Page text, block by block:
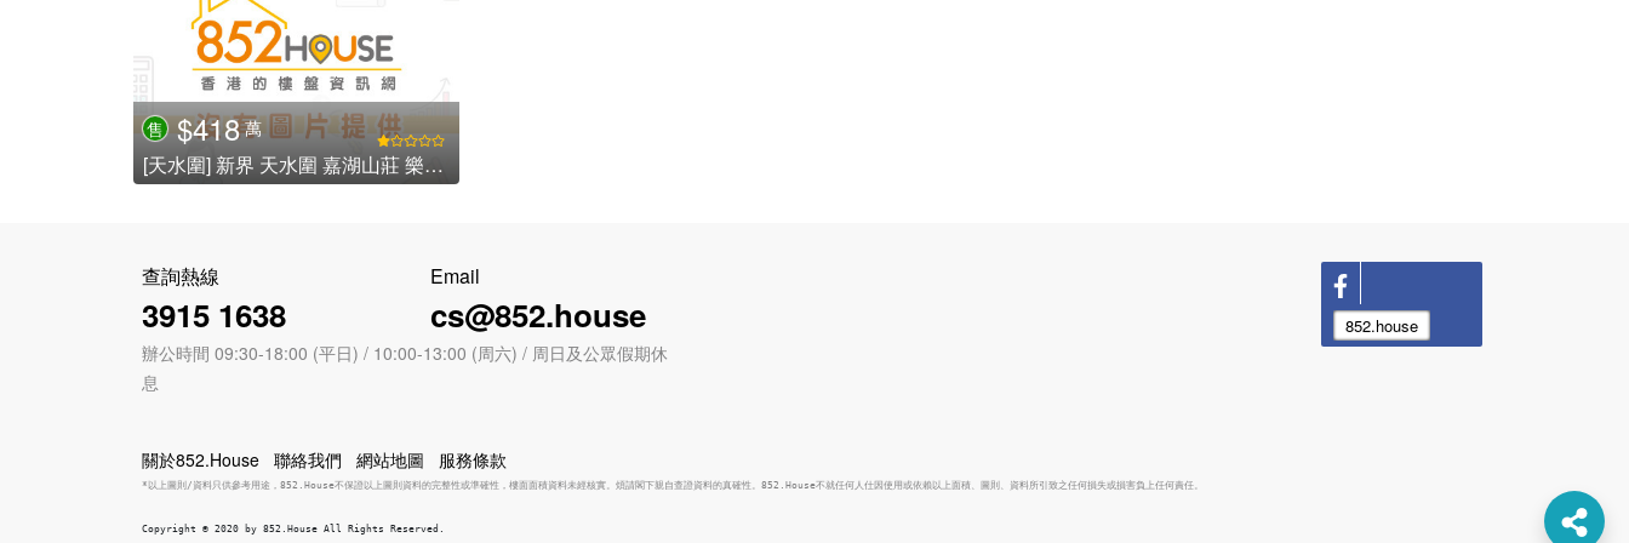
售 $418 萬
[天水圍] 新界 天水圍 嘉湖山莊 樂湖居 - 嘉湖新北江商場
查詢熱線
3915 1638
Email
cs@852.house
辦公時間 09:30-18:00 (平日) / 10:00-13:00 (周六) / 周日及公眾假期休
息
關於852.House 聯絡我們 網站地圖 服務條款
852.house
*以上圖則/資料只供參考用途，852.House不保證以上圖則資料的完整性或準確性，樓面面積資料未經核實。煩請閣下親自查證資料的真確性。852.House不就任何人仕因使用或依賴以上面積、圖則、資料所引致之任何損失或損害負上任何責任。
Copyright © 2020 by 852.House All Rights Reserved.